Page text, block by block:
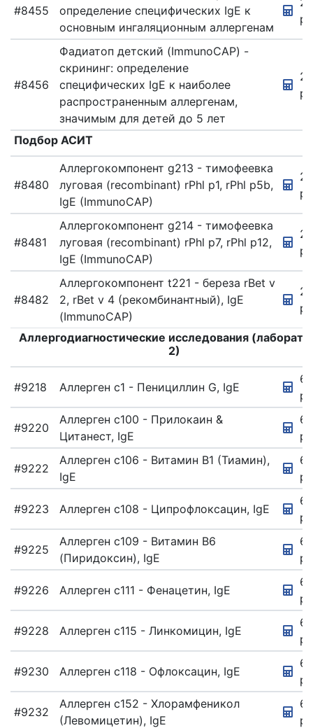
ПРОФПАТОЛОГИЯ
ДИАГНОСТИКА
РЕНТГЕНОГРАФИЯ
ВРАЧ
СТОМАТОЛОГИЯ
ТРАВМАТОЛОГ-
ТРАВМАТОЛОГИЯ
ОРТОПЕДИЯ
ДИАГНОСТИКА
УРОЛОГИЯ
ФУНКЦИОНАЛЬНАЯ
ДИАГНОСТИКА
ХИРУРГИЯ
ЭКО,
РЕПРОДУКТОЛОГИЯ
ЭКО.
ЭНДОКРИНОЛОГИЯ
#8455
определение специфических IgE к
основным ингаляционным аллергенам
#8456
Фадиатоп детский (ImmunoCAP) -
скрининг: определение
специфических IgE к наиболее
распространенным аллергенам,
значимым для детей до 5 лет
Подбор АСИТ
#8480
Аллергокомпонент g213 - тимофеевка
луговая (recombinant) rPhl p1, rPhl p5b,
IgE (ImmunoCAP)
#8481
Аллергокомпонент g214 - тимофеевка
луговая (recombinant) rPhl p7, rPhl p12,
IgE (ImmunoCAP)
#8482
Аллергокомпонент t221 - береза rBet v
2, rBet v 4 (рекомбинантный), IgE
(ImmunoCAP)
Аллергодиагностические исследования
2)
#9218 Аллерген c1 - Пенициллин G, IgE
#9220
Аллерген c100 - Прилокаин &
Цитанест, IgE
#9222
Аллерген c106 - Витамин В1 (Тиамин),
IgE
#9223 Аллерген c108 - Ципрофлоксацин, IgE
#9225
Аллерген c109 - Витамин В6
(Пиридоксин), IgE
#9226 Аллерген c111 - Фенацетин, IgE
#9228 Аллерген c115 - Линкомицин, IgE
#9230 Аллерген c118 - Офлоксацин, IgE
#9232
Аллерген c152 - Хлорамфеникол
(Левомицетин), IgE